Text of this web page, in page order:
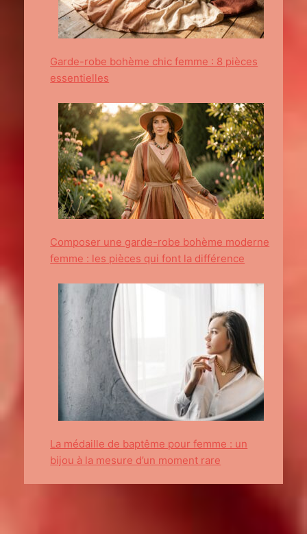
Garde-robe bohème chic femme : 8 pièces
essentielles
Composer une garde-robe bohème moderne
femme : les pièces qui font la différence
La médaille de baptême pour femme : un
bijou à la mesure d’un moment rare